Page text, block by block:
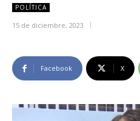
POLÍTICA
15 de diciembre, 2023
Facebook X